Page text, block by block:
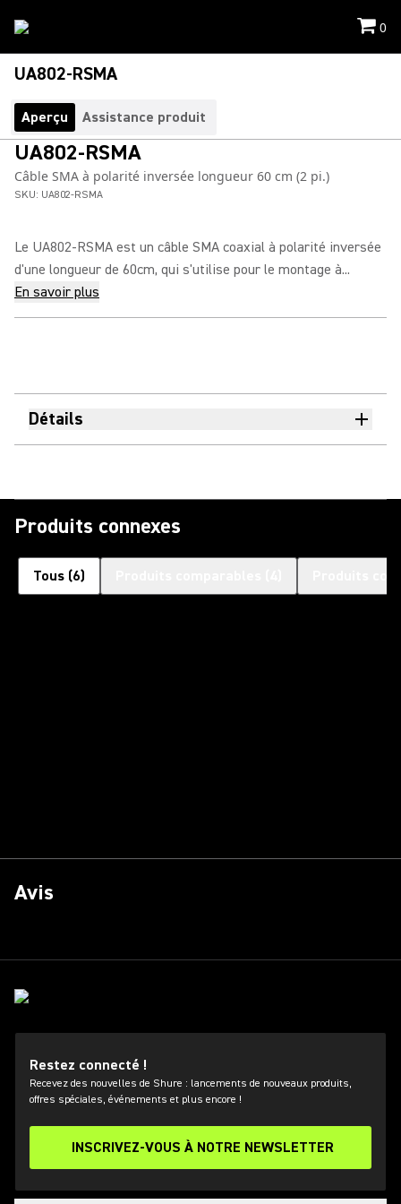
0
UA802-RSMA
Aperçu Assistance produit
UA802-RSMA
Câble SMA à polarité inversée longueur 60 cm (2 pi.)
SKU: UA802-RSMA
Le UA802-RSMA est un câble SMA coaxial à polarité inversée
d'une longueur de 60cm, qui s'utilise pour le montage à...
En savoir plus
Détails
Produits connexes
Tous (6)
Avis
Restez connecté !
Recevez des nouvelles de Shure : lancements de nouveaux produits,
offres spéciales, événements et plus encore !
INSCRIVEZ-VOUS À NOTRE NEWSLETTER